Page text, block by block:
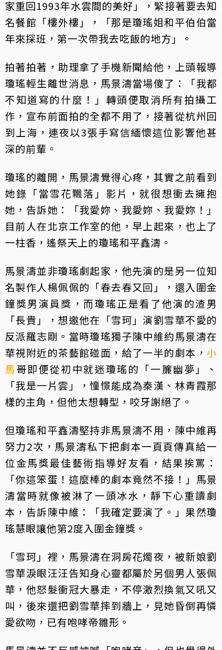
家重回1993年水雲間的美好」，緊接著要去知
名餐館「樓外樓」，「那是瓊瑤姐和平伯伯當
年來探班，第一次帶我去吃飯的地方」。
拍著拍著，助理拿了手機新聞給他，上頭報導
瓊瑤輕生離世消息，馬景濤當場傻了：「我都
不知道寫的什麼！」轉頭便取消所有拍攝工
作，宣布前面拍的全都不用了，接著從杭州回
到上海，連夜以3張手寫信緬懷這位影響他甚
深的前輩。
瓊瑤的離開，馬景濤覺得心疼，其實之前看到
她錄「當雪花飄落」影片，就很想衝去擁抱
她，告訴她：「我愛妳、我愛妳、我愛妳！」
目前人在北京工作室的他，早上起來，也上了
一柱香，遙祭天上的瓊瑤和平鑫濤。
馬景濤並非瓊瑤劇起家，他先演的是另一位知
名製作人楊佩佩的「春去春又回」，還入圍金
鐘獎男演員獎，而瓊瑤正是看了他演的渣男
「長貴」，想邀他在「雪珂」演劉雪華不愛的
反派羅志剛。當時瓊瑤獨子陳中維約馬景濤在
華視附近的茶藝館碰面，給了一半的劇本， 小
馬哥即便從初中就迷瓊瑤的「一簾幽夢」、
「我是一片雲」，憧憬能成為秦漢、林青霞那
樣的主角，但他太想轉型，咬牙謝絕了。
但瓊瑤和平鑫濤堅持非馬景濤不用，陳中維再
努力2次，馬景濤私下把劇本一頁頁傳真給一
位金馬獎最佳藝術指導好友看，結果挨罵：
「你這笨蛋！這麼棒的劇本竟然不接！」馬景
濤當時就像被淋了一頭冰水，靜下心重讀劇
本，告訴陳中維：「我確定要演了。」果然瓊
瑤慧眼讓他第2度入圍金鐘獎。
「雪珂」裡，馬景濤在洞房花燭夜，被新娘劉
雪華淚眼汪汪告知身心靈都屬於另個男人張佩
華，他怒髮衝冠大暴走，不停激烈換氣又吼又
叫，後來還把劉雪華摔到牆上，見她昏倒再憐
愛欲吻，已有咆哮帝雛形。